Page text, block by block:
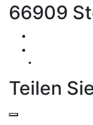
66909
Teilen